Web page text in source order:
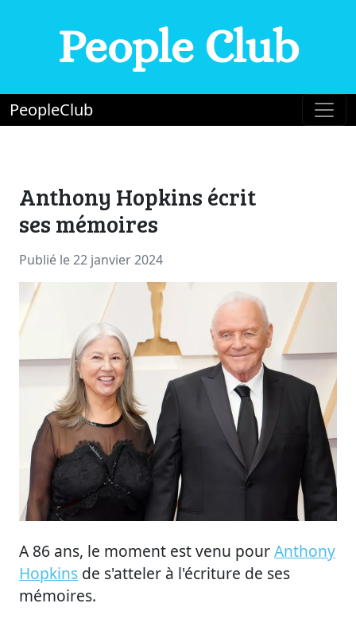
People Club
PeopleClub
Anthony Hopkins écrit
ses mémoires
Publié le 22 janvier 2024
A 86 ans, le moment est venu pourAnthony
Hopkins de s'atteler à l'écriture de ses
mémoires.